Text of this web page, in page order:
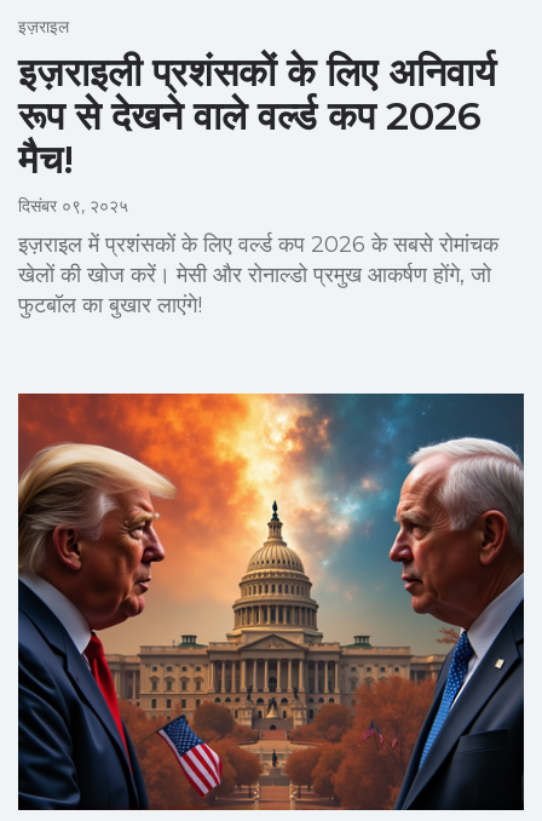
इज़राइल
इज़राइली प्रशंसकों के लिए अनिवार्य
रूप से देखने वाले वर्ल्ड कप 2026
मैच!
दिसंबर ०९, २०२५
इज़राइल में प्रशंसकों के लिए वर्ल्ड कप 2026 के सबसे रोमांचक
खेलों की खोज करें। मेसी और रोनाल्डो प्रमुख आकर्षण होंगे, जो
फुटबॉल का बुखार लाएंगे!